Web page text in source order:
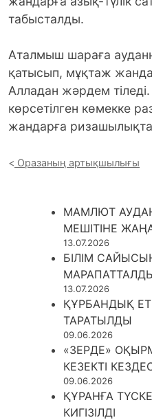
табысталды.
Аталмыш шараға
қатысып, мұқтаж
Алладан жәрдем
көрсетілген көмекке
жандарға
Оразаның артықшылығы
МАМЛЮТ
МЕШІТІНЕ
13.07.2026
БІЛІМ
13.07.2026
ҚҰРБАНДЫҚ
ТАРАТЫЛДЫ
09.06.2026
«ЗЕРДЕ»
КЕЗЕКТІ
09.06.2026
ҚҰРАНҒА
КИГІЗІЛДІ